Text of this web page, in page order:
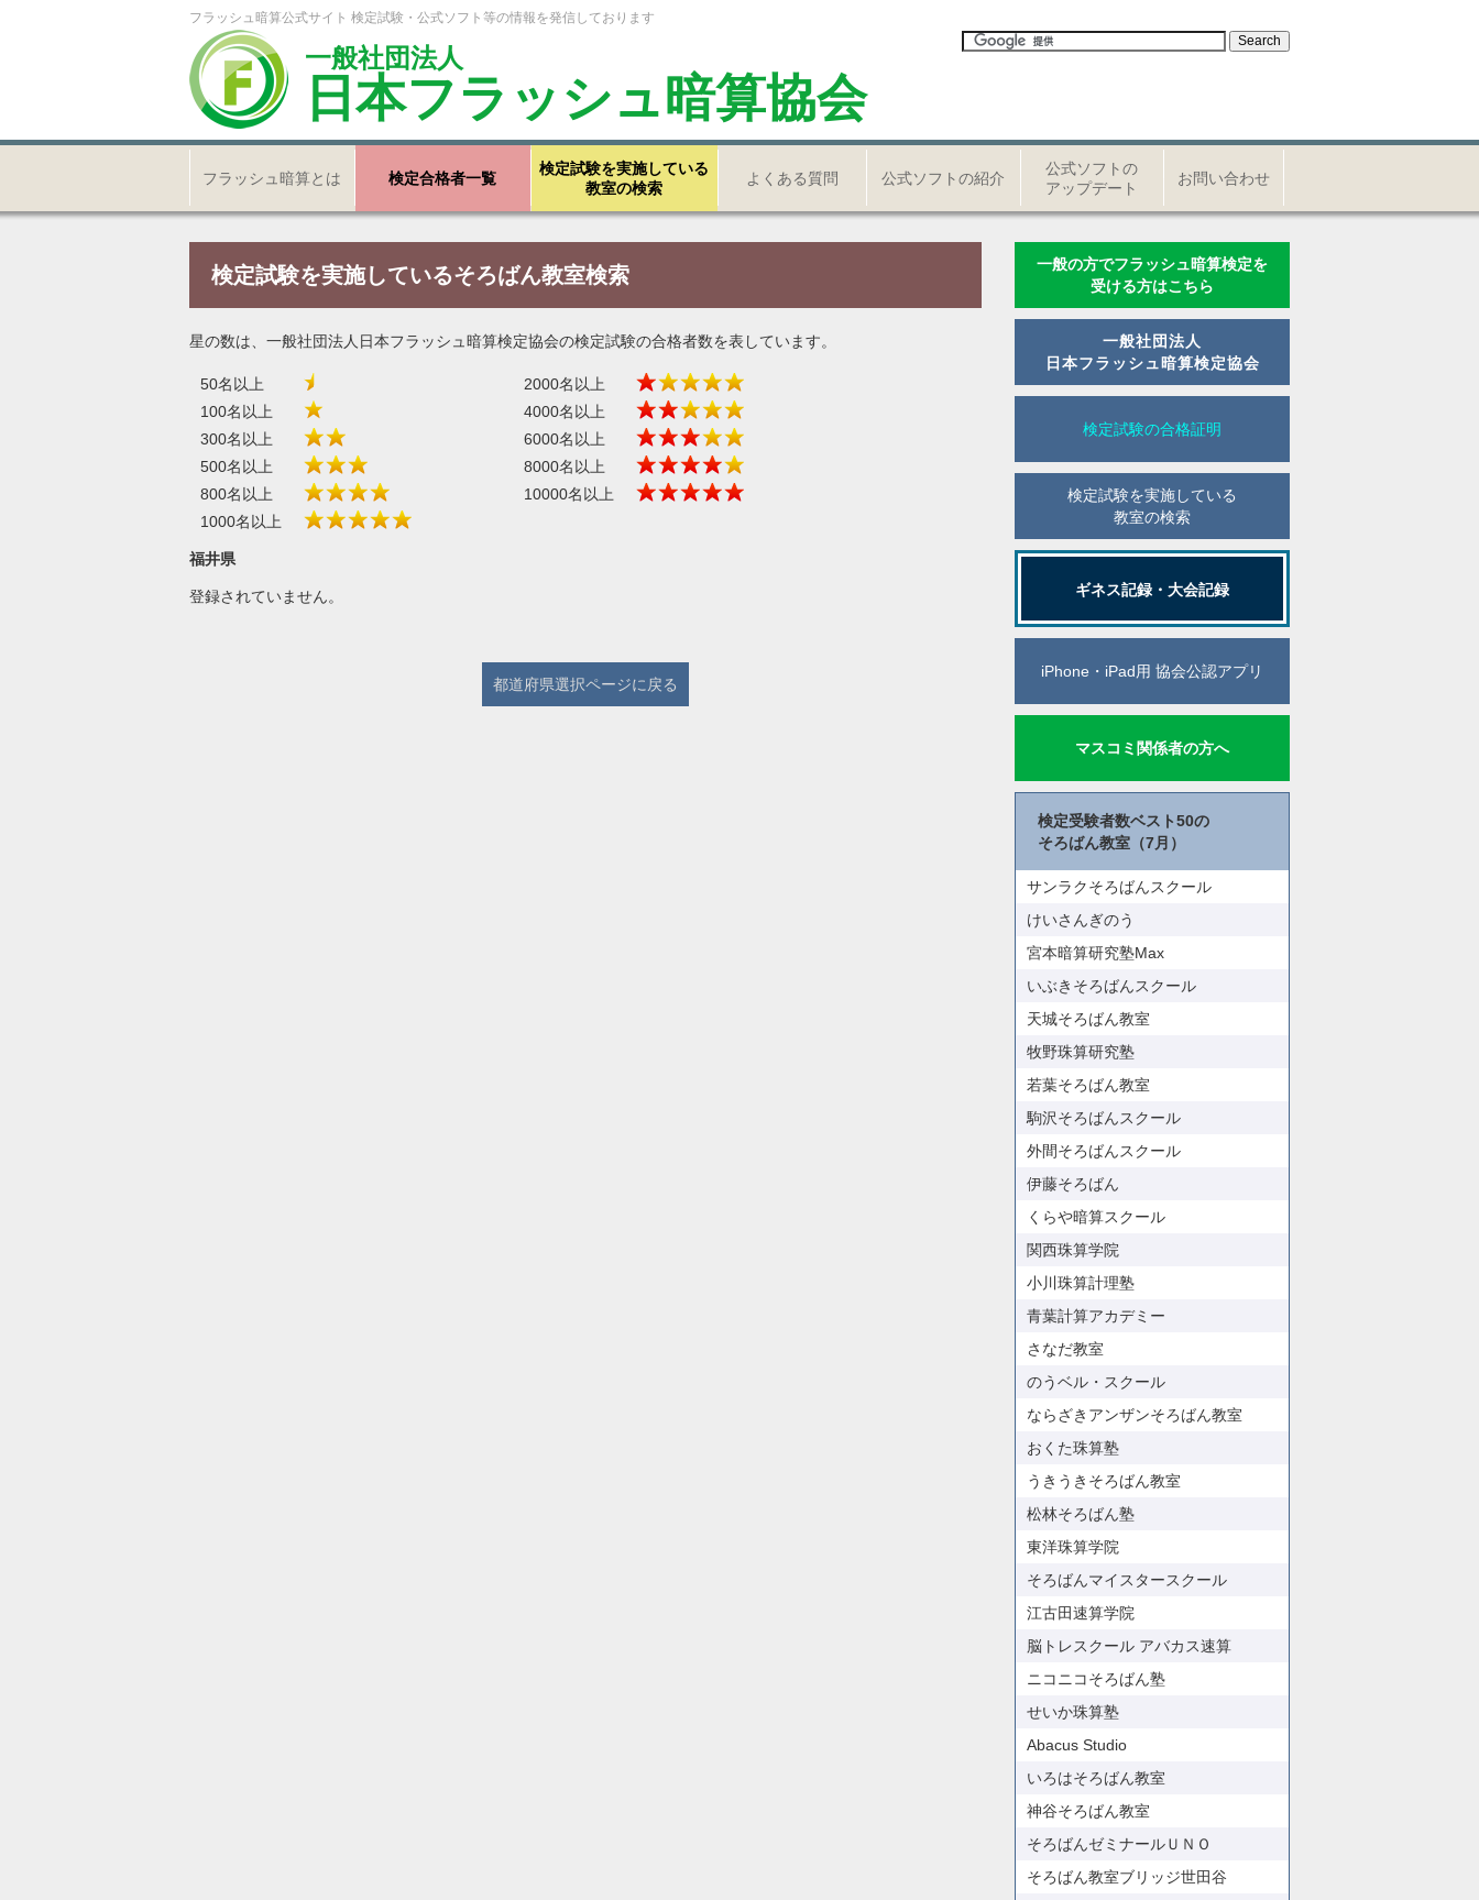
フラッシュ暗算公式サイト 検定試験・公式ソフト等の情報を発信しております
一般社団法人
日本フラッシュ暗算協会
フラッシュ暗算とは 検定合格者一覧
検定試験を実施している
教室の検索
よくある質問 公式ソフトの紹介
公式ソフトの
アップデート
お問い合わせ
検定試験を実施しているそろばん教室検索
星の数は、一般社団法人日本フラッシュ暗算検定協会の検定試験の合格者数を表しています。
50名以上
2000名以上
100名以上
4000名以上
300名以上
6000名以上
500名以上
8000名以上
800名以上
10000名以上
1000名以上
福井県
登録されていません。
都道府県選択ページに戻る
一般の方でフラッシュ暗算検定を
受ける方はこちら
一般社団法人
日本フラッシュ暗算検定協会
検定試験の合格証明
検定試験を実施している
教室の検索
ギネス記録・大会記録
iPhone・iPad用 協会公認アプリ
マスコミ関係者の方へ
検定受験者数ベスト50の
そろばん教室（7月）
サンラクそろばんスクール
けいさんぎのう
宮本暗算研究塾Max
いぶきそろばんスクール
天城そろばん教室
牧野珠算研究塾
若葉そろばん教室
駒沢そろばんスクール
外間そろばんスクール
伊藤そろばん
くらや暗算スクール
関西珠算学院
小川珠算計理塾
青葉計算アカデミー
さなだ教室
のうベル・スクール
ならざきアンザンそろばん教室
おくた珠算塾
うきうきそろばん教室
松林そろばん塾
東洋珠算学院
そろばんマイスタースクール
江古田速算学院
脳トレスクール アバカス速算
ニコニコそろばん塾
せいか珠算塾
Abacus Studio
いろはそろばん教室
神谷そろばん教室
そろばんゼミナールＵＮＯ
そろばん教室ブリッジ世田谷